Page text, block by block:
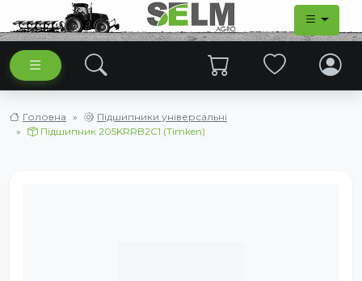
Головна
Підшипники універсальні
Підшипник 205KRRB2C1 (Timken)